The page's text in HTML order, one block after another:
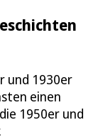
und 1930er
einen
1950er und